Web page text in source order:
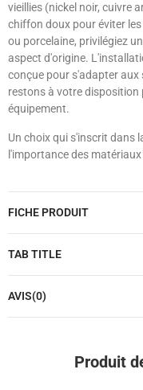
vieillies (nickel noir, cuivre
chiffon doux pour éviter
ou porcelaine, privilégiez
aspect d'origine.
conçue pour s'adapter
restons à votre
équipement.
Un choix qui s'inscrit dans
l'importance des
FICHE PRODUIT
TAB TITLE
AVIS(0)
Produit